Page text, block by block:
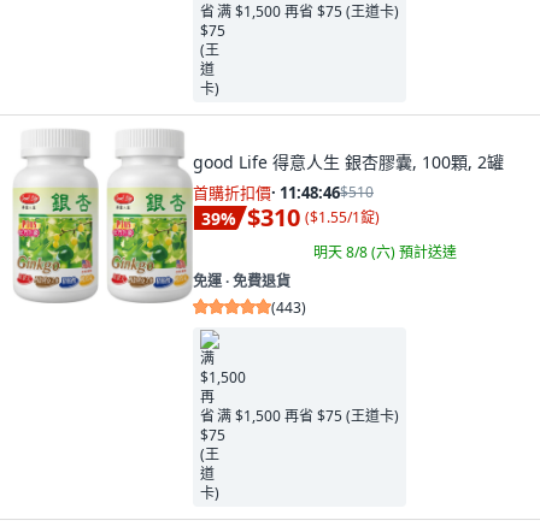
满 $1,500 再省 $75 (王道卡)
good Life 得意人生 銀杏膠囊, 100顆, 2罐
首購折扣價· 11:48:45$510
39% $310 ($1.55/1錠)
明天 8/8 (六)預計送達
免運 ∙ 免費退貨
(443)
满 $1,500 再省 $75 (王道卡)